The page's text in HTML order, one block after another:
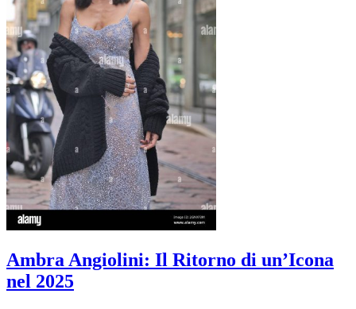
Ambra Angiolini: Il Ritorno di un’Icona
nel 2025